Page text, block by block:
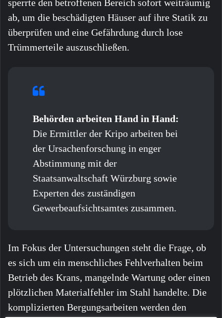
sperrte den betroffenen Bereich sofort weiträumig
ab, um die beschädigten Häuser auf ihre Statik zu
überprüfen und eine Gefährdung durch lose
Trümmerteile auszuschließen.
Behörden arbeiten Hand in Hand:
Die Ermittler der Kripo arbeiten bei
der Ursachenforschung in enger
Abstimmung mit der
Staatsanwaltschaft Würzburg sowie
Experten des zuständigen
Gewerbeaufsichtsamtes zusammen.
Im Fokus der Untersuchungen steht die Frage, ob
es sich um ein menschliches Fehlverhalten beim
Betrieb des Krans, mangelnde Wartung oder einen
plötzlichen Materialfehler im Stahl handelte. Die
komplizierten Bergungsarbeiten werden den